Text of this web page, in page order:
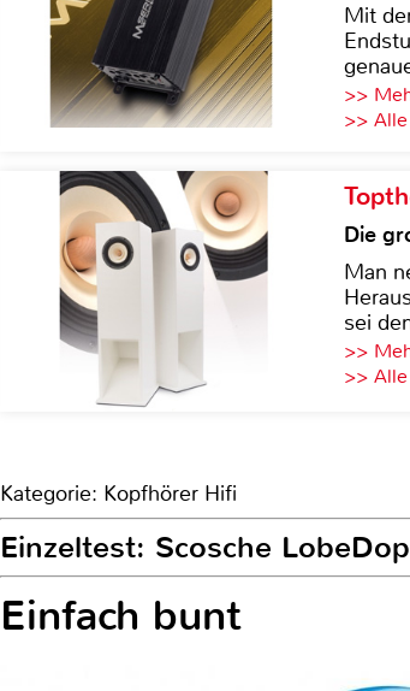
Mit
>>
>>
Die
Man
sei
>>
>>
Kategorie: Kopfhörer Hifi
Einzeltest: Scosche
Einfach bunt